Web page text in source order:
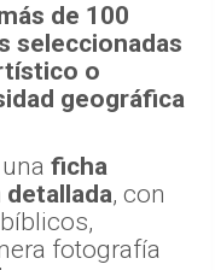
de 100
seleccionadas
o
geográfica
ficha
, con
fotografía